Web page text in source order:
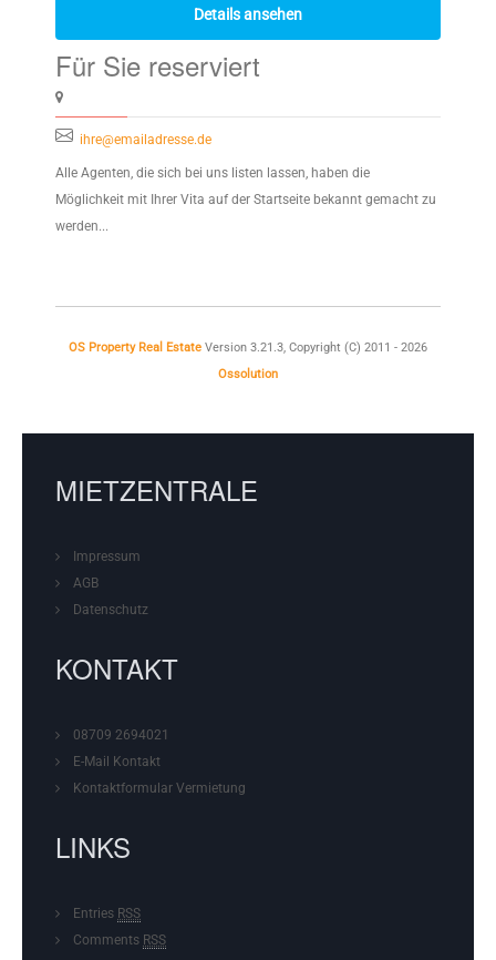
Details ansehen
Für Sie reserviert
ihre@emailadresse.de
Alle Agenten, die sich bei uns listen lassen, haben die
Möglichkeit mit Ihrer Vita auf der Startseite bekannt gemacht zu
werden...
OS Property Real Estate Version 3.21.3, Copyright (C) 2011 - 2026
Ossolution
MIETZENTRALE
Impressum
AGB
Datenschutz
KONTAKT
08709 2694021
E-Mail Kontakt
Kontaktformular Vermietung
LINKS
Entries RSS
Comments RSS